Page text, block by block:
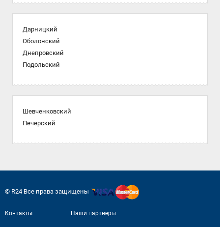
Дарницкий
Оболонский
Днепровский
Подольский
Шевченковский
Печерский
© R24 Все права защищены
Контакты Наши партнеры